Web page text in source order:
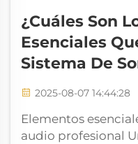
¿Cuáles Son
Esenciales
Sistema De
2025-08-07 14:44:28
Elementos
audio profesional